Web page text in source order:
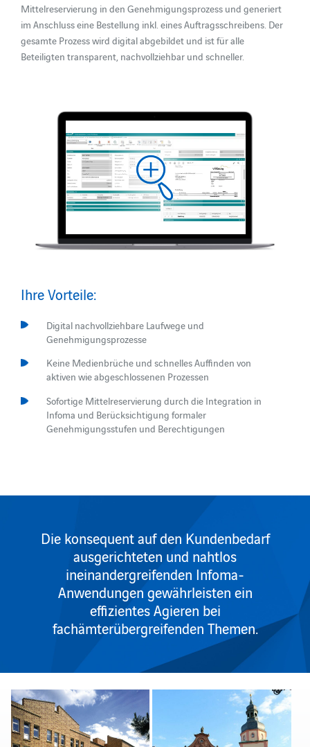
Mittelreservierung in den Genehmigungsprozess und generiert
im Anschluss eine Bestellung inkl. eines Auftragsschreibens. Der
gesamte Prozess wird digital abgebildet und ist für alle
Beteiligten transparent, nachvollziehbar und schneller.
Ihre Vorteile:
Digital nachvollziehbare Laufwege und
Genehmigungsprozesse
Keine Medienbrüche und schnelles Auffinden von
aktiven wie abgeschlossenen Prozessen
Sofortige Mittelreservierung durch die Integration in
Infoma und Berücksichtigung formaler
Genehmigungsstufen und Berechtigungen
Die konsequent auf den Kundenbedarf
ausgerichteten und nahtlos
ineinandergreifenden Infoma-
Anwendungen gewährleisten ein
effizientes Agieren bei
fachämterübergreifenden Themen.